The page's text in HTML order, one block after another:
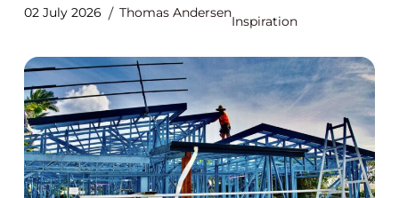
02 July 2026 Thomas Andersen
Inspiration